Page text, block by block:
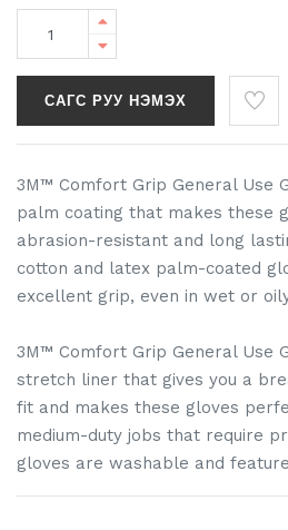
САГС РУУ НЭМЭХ
3M™ Comfort Grip General Use
palm coating that makes these
abrasion-resistant and long
cotton and latex palm-coated
excellent grip, even in wet or
3M™ Comfort Grip General Use
stretch liner that gives you a
fit and makes these gloves
medium-duty jobs that require
gloves are washable and